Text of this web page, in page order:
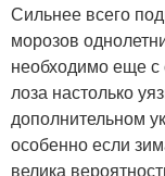
Сильнее всего
морозов
необходимо еще
лоза настолько
дополнительном
особенно если
велика